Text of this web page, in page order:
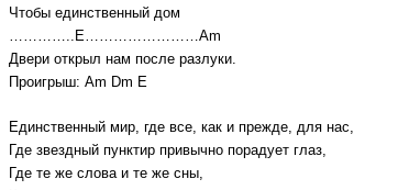
Чтобы единственный дом
…………..E……………………Am
Двери открыл нам после разлуки.
Проигрыш: Am Dm E
Единственный мир, где все, как и прежде, для нас,
Где звездный пунктир привычно порадует глаз,
Где те же слова и те же сны,